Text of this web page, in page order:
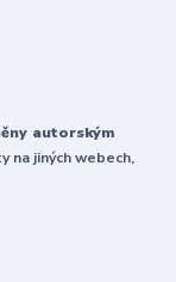
autorským
na jiných webech,